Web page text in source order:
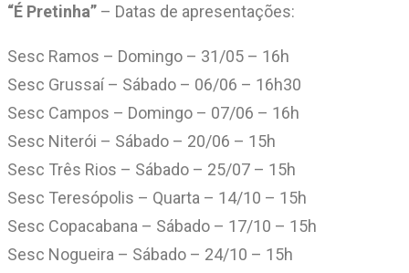
“É Pretinha” – Datas de apresentações:
Sesc Ramos – Domingo – 31/05 – 16h
Sesc Grussaí – Sábado – 06/06 – 16h30
Sesc Campos – Domingo – 07/06 – 16h
Sesc Niterói – Sábado – 20/06 – 15h
Sesc Três Rios – Sábado – 25/07 – 15h
Sesc Teresópolis – Quarta – 14/10 – 15h
Sesc Copacabana – Sábado – 17/10 – 15h
Sesc Nogueira – Sábado – 24/10 – 15h